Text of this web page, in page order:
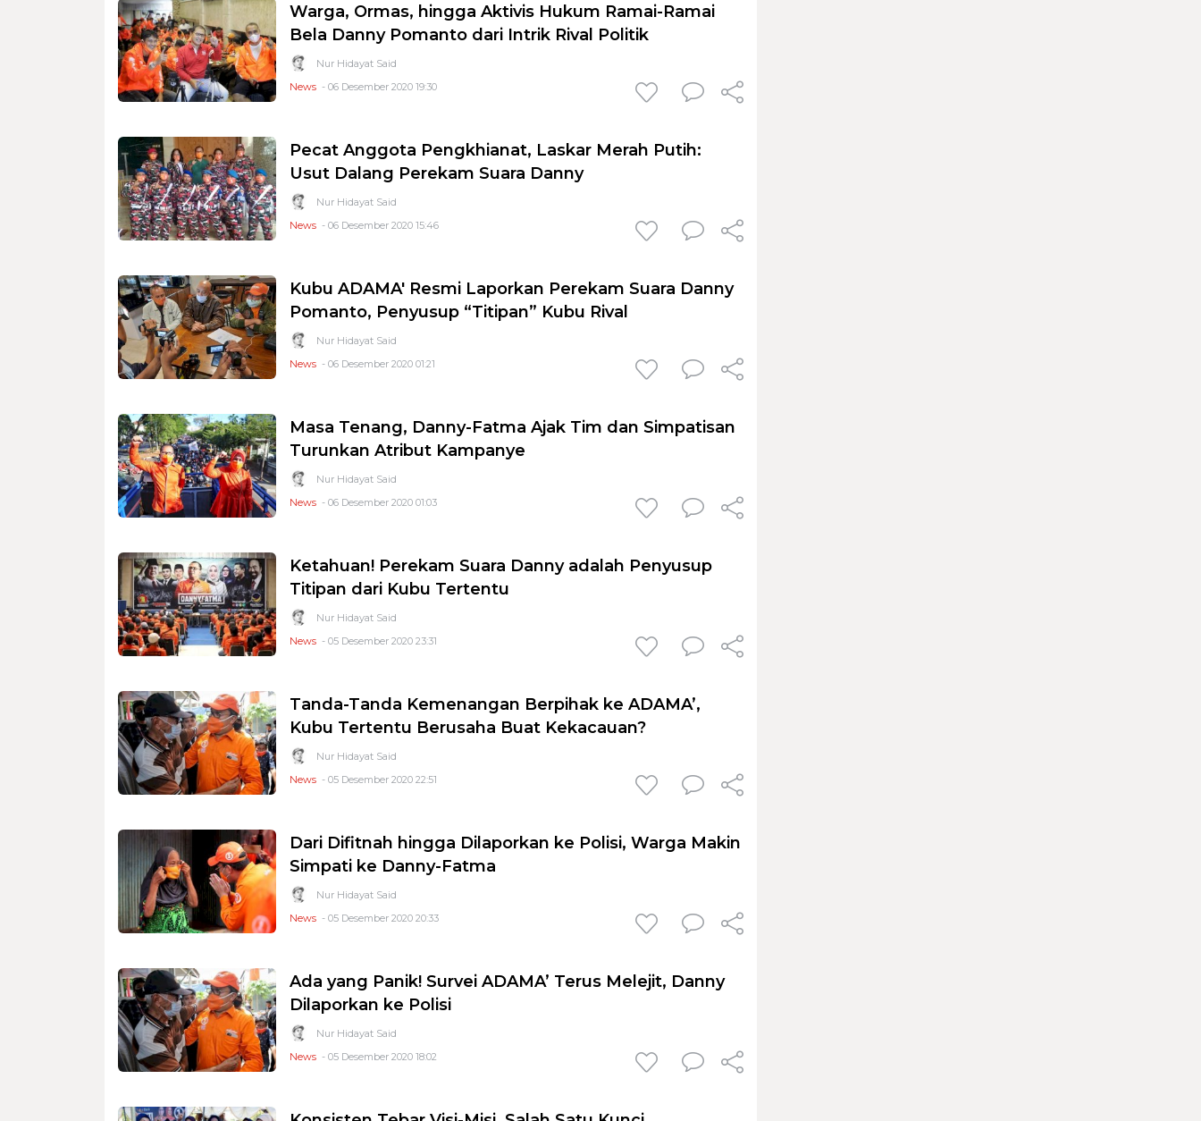
Warga, Ormas, hingga Aktivis Hukum Ramai-Ramai
Bela Danny Pomanto dari Intrik Rival Politik
Nur Hidayat Said
News - 06 Desember 2020 19:30
Pecat Anggota Pengkhianat, Laskar Merah Putih:
Usut Dalang Perekam Suara Danny
Nur Hidayat Said
News - 06 Desember 2020 15:46
Kubu ADAMA' Resmi Laporkan Perekam Suara Danny
Pomanto, Penyusup “Titipan” Kubu Rival
Nur Hidayat Said
News - 06 Desember 2020 01:21
Masa Tenang, Danny-Fatma Ajak Tim dan Simpatisan
Turunkan Atribut Kampanye
Nur Hidayat Said
News - 06 Desember 2020 01:03
Ketahuan! Perekam Suara Danny adalah Penyusup
Titipan dari Kubu Tertentu
Nur Hidayat Said
News - 05 Desember 2020 23:31
Tanda-Tanda Kemenangan Berpihak ke ADAMA’,
Kubu Tertentu Berusaha Buat Kekacauan?
Nur Hidayat Said
News - 05 Desember 2020 22:51
Dari Difitnah hingga Dilaporkan ke Polisi, Warga Makin
Simpati ke Danny-Fatma
Nur Hidayat Said
News - 05 Desember 2020 20:33
Ada yang Panik! Survei ADAMA’ Terus Melejit, Danny
Dilaporkan ke Polisi
Nur Hidayat Said
News - 05 Desember 2020 18:02